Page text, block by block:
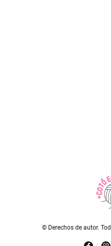
© Derechos de autor.